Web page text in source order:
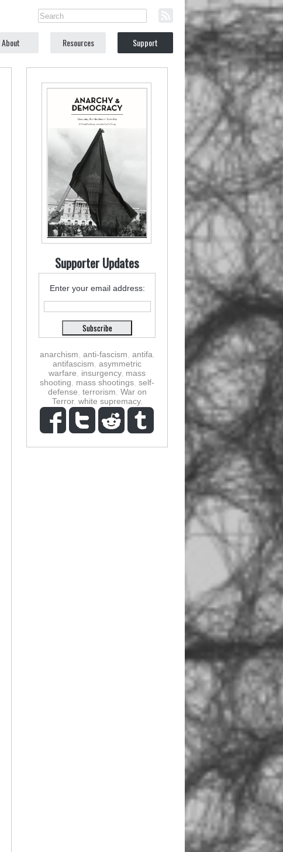
About Resources Support
Supporter Updates
Enter your email address:
anarchism anti-fascism antifa
antifascism asymmetric
warfare
insurgency, mass
shooting
mass shootings self-
defense terrorism War on
Terror, white supremacy,